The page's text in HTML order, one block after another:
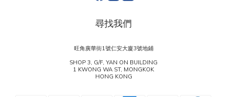
尋找我們
旺角廣華街1號仁安大廈3號地鋪
SHOP 3, G/F, YAN ON BUILDING
1 KWONG WA ST, MONGKOK
HONG KONG